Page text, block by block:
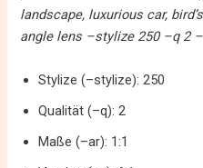
landscape, luxurious car,
angle lens –stylize 250 –q 2
Stylize (–stylize): 250
Qualität (–q): 2
Maße (–ar): 1:1